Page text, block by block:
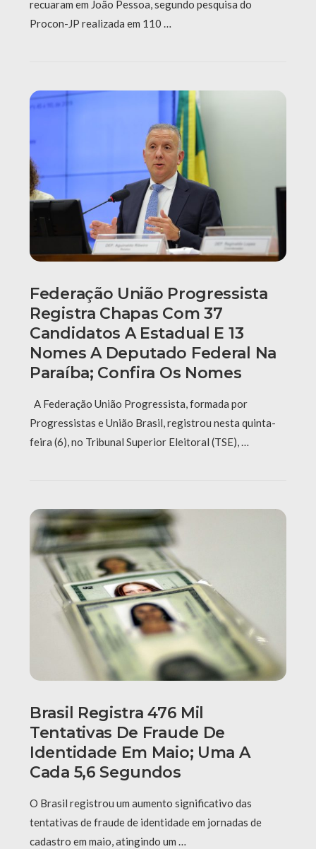
recuaram em João Pessoa, segundo pesquisa do
Procon-JP realizada em 110 …
Federação União Progressista
Registra Chapas Com 37
Candidatos A Estadual E 13
Nomes A Deputado Federal Na
Paraíba; Confira Os Nomes
A Federação União Progressista, formada por
Progressistas e União Brasil, registrou nesta quinta-
feira (6), no Tribunal Superior Eleitoral (TSE), …
Brasil Registra 476 Mil
Tentativas De Fraude De
Identidade Em Maio; Uma A
Cada 5,6 Segundos
O Brasil registrou um aumento significativo das
tentativas de fraude de identidade em jornadas de
cadastro em maio, atingindo um …